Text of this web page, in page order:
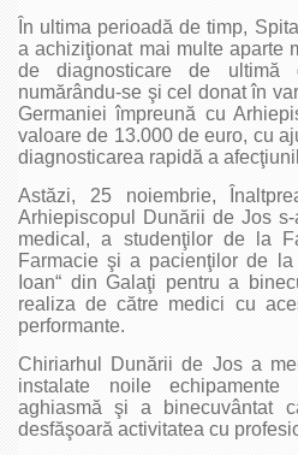
În ultima perioadă de timp,
a achiziţionat mai multe aparte
de diagnosticare de ultimă
numărându-se şi cel donat în
Germaniei împreună cu
valoare de 13.000 de euro, cu
diagnosticarea rapidă a
Astăzi, 25 noiembrie,
Arhiepiscopul Dunării de Jos
medical, a studenţilor de la
Farmacie şi a pacienţilor de
Ioan“ din Galaţi pentru a
realiza de către medici cu
performante.
Chiriarhul Dunării de Jos a
instalate noile
aghiasmă şi a binecuvântat
desfăşoară activitatea cu